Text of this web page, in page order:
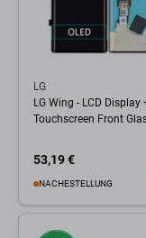
LG
LG Wing - LCD Display
Touchscreen Front
53,19 €
NACHESTELLUNG